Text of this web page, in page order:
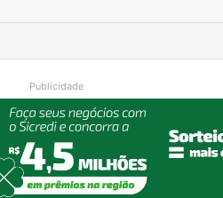
de semana em Encantado
Publicidade